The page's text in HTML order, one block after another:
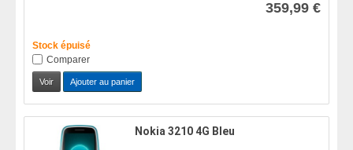
359,99 €
Stock épuisé
Comparer
Voir Ajouter au panier
Nokia 3210 4G Bleu